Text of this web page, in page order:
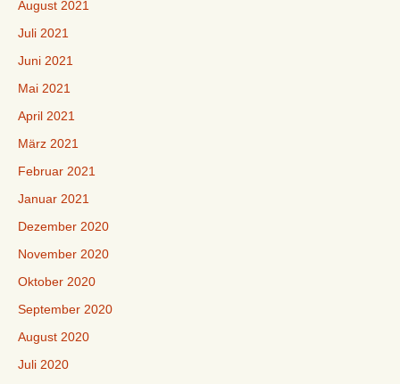
August 2021
Juli 2021
Juni 2021
Mai 2021
April 2021
März 2021
Februar 2021
Januar 2021
Dezember 2020
November 2020
Oktober 2020
September 2020
August 2020
Juli 2020